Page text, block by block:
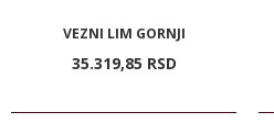
VEZNI LIM GORNJI
35.319,85 RSD